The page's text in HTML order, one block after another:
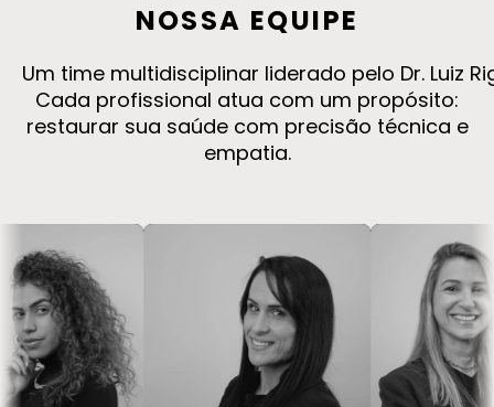
NOSSA EQUIPE
Um time multidisciplinar liderado pelo Dr. Luiz
Cada profissional atua com um propósito:
restaurar sua saúde com precisão técnica e
empatia.